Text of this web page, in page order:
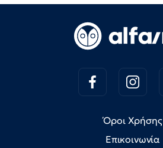
Όροι Χρήσης
Επικοινωνία